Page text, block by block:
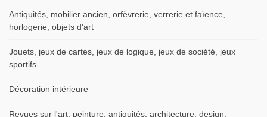
Antiquités, mobilier ancien, orfèvrerie, verrerie et faïence,
horlogerie, objets d'art
Jouets, jeux de cartes, jeux de logique, jeux de société, jeux
sportifs
Décoration intérieure
Revues sur l'art, peinture, antiquités, architecture, design,